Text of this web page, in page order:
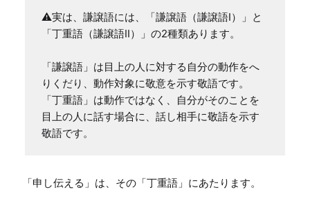
⚠実は、謙譲語には、「謙譲語（謙譲語I）」と
「丁重語（謙譲語II）」の2種類あります。
「謙譲語」は目上の人に対する自分の動作をへ
りくだり、動作対象に敬意を示す敬語です。
「丁重語」は動作ではなく、自分がそのことを
目上の人に話す場合に、話し相手に敬語を示す
敬語です。
「申し伝える」は、その「丁重語」にあたります。